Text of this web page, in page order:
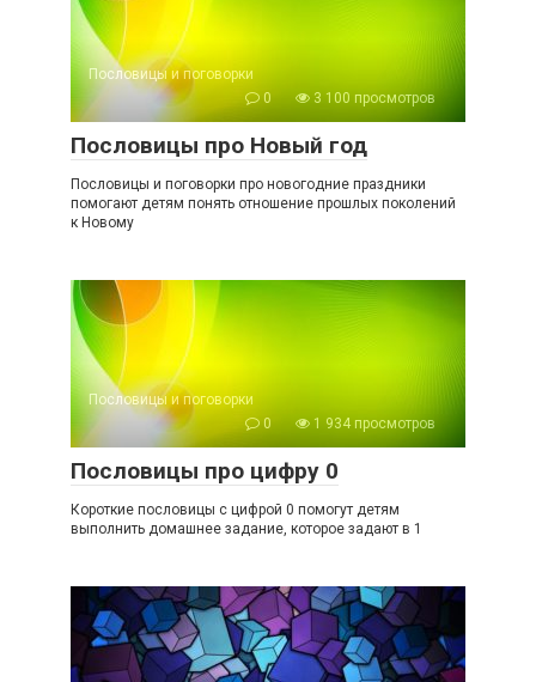
Пословицы и поговорки
0
3 100 просмотров
Пословицы про Новый год
Пословицы и поговорки про новогодние праздники
помогают детям понять отношение прошлых поколений
к Новому
Пословицы и поговорки
0
1 934 просмотров
Пословицы про цифру 0
Короткие пословицы с цифрой 0 помогут детям
выполнить домашнее задание, которое задают в 1